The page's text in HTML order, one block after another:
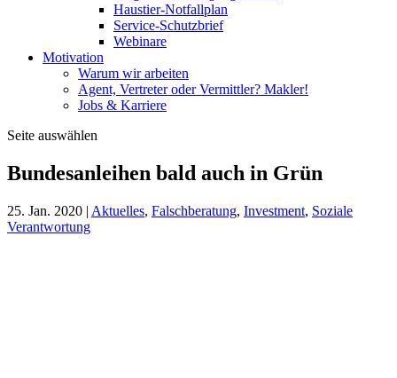
Haustier-Notfallplan
Service-Schutzbrief
Webinare
Motivation
Warum wir arbeiten
Agent, Vertreter oder Vermittler? Makler!
Jobs & Karriere
Seite auswählen
Bundesanleihen bald auch in Grün
25. Jan. 2020 | Aktuelles, Falschberatung, Investment, Soziale
Verantwortung